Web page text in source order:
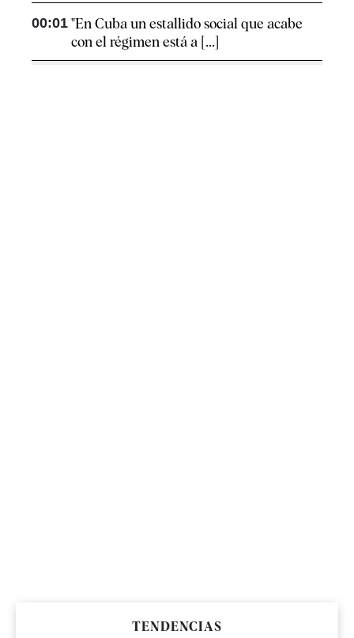
00:01 "En Cuba un estallido social que acabe
con el régimen está a [...]
TENDENCIAS